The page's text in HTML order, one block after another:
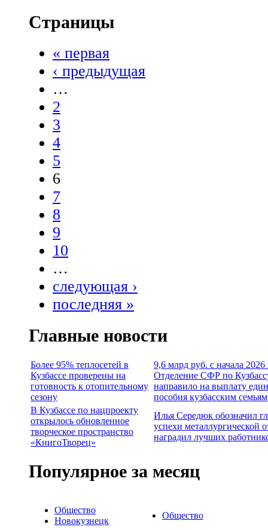
Страницы
« первая
‹ предыдущая
…
2
3
4
5
6
7
8
9
10
…
следующая ›
последняя »
Главные новости
Более 95% теплосетей в
Кузбассе проверены на
готовность к отопительному
сезону
9,6 млрд руб. с начала 2026
Отделение СФР по
направило на выплату
пособия кузбасским семьям
В Кузбассе по нацпроекту
открылось обновленное
творческое пространство
«КнигоТворец»
Илья Середюк обозначил
успехи металлургической
наградил лучших
Популярное за месяц
Общество
Новокузнецк
Общество